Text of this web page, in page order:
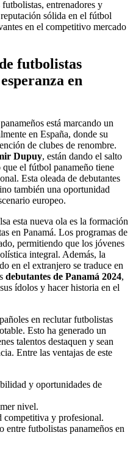
entrenadores y
sólida en el fútbol
en el competitivo mercado
futbolistas
en
está marcando un
en España, donde su
de clubes de renombre.
Dupuy, están dando el salto
el fútbol panameño tiene
Esta oleada de debutantes
también una oportunidad
europeo.
esta nueva ola es la formación
en Panamá. Los programas de
permitiendo que los jóvenes
integral. Además, la
en el extranjero se traduce en
debutantes de Panamá 2024,
ídolos y hacer historia en el
en reclutar futbolistas
Esto ha generado un
talentos destaquen y sean
Entre las ventajas de este
y oportunidades de
nivel.
competitiva y profesional.
entre futbolistas panameños en